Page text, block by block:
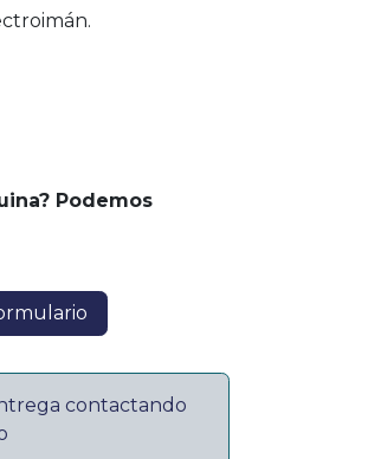
Podemos
contactando